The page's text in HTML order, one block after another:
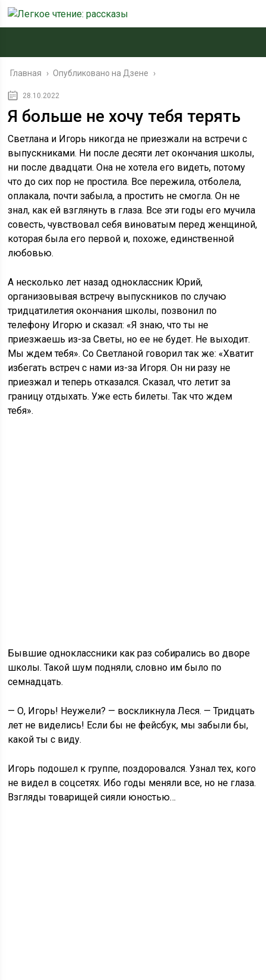
Главная › Опубликовано на Дзене ›
28.10.2022
Я больше не хочу тебя терять
Светлана и Игорь никогда не приезжали на встречи с
выпускниками. Ни после десяти лет окончания школы,
ни после двадцати. Она не хотела его видеть, потому
что до сих пор не простила. Все пережила, отболела,
оплакала, почти забыла, а простить не смогла. Он не
знал, как ей взглянуть в глаза. Все эти годы его мучила
совесть, чувствовал себя виноватым перед женщиной,
которая была его первой и, похоже, единственной
любовью.
А несколько лет назад одноклассник Юрий,
организовывая встречу выпускников по случаю
тридцатилетия окончания школы, позвонил по
телефону Игорю и сказал: «Я знаю, что ты не
приезжаешь из-за Светы, но ее не будет. Не выходит.
Мы ждем тебя». Со Светланой говорил так же: «Хватит
избегать встреч с нами из-за Игоря. Он ни разу не
приезжал и теперь отказался. Сказал, что летит за
границу отдыхать. Уже есть билеты. Так что ждем
тебя».
Бывшие одноклассники как раз собирались во дворе
школы. Такой шум подняли, словно им было по
семнадцать.
— О, Игорь! Неужели? — воскликнула Леся. — Тридцать
лет не виделись! Если бы не фейсбук, мы забыли бы,
какой ты с виду.
Игорь подошел к группе, поздоровался. Узнал тех, кого
не видел в соцсетях. Ибо годы меняли все, но не глаза.
Взгляды товарищей сияли юностью…